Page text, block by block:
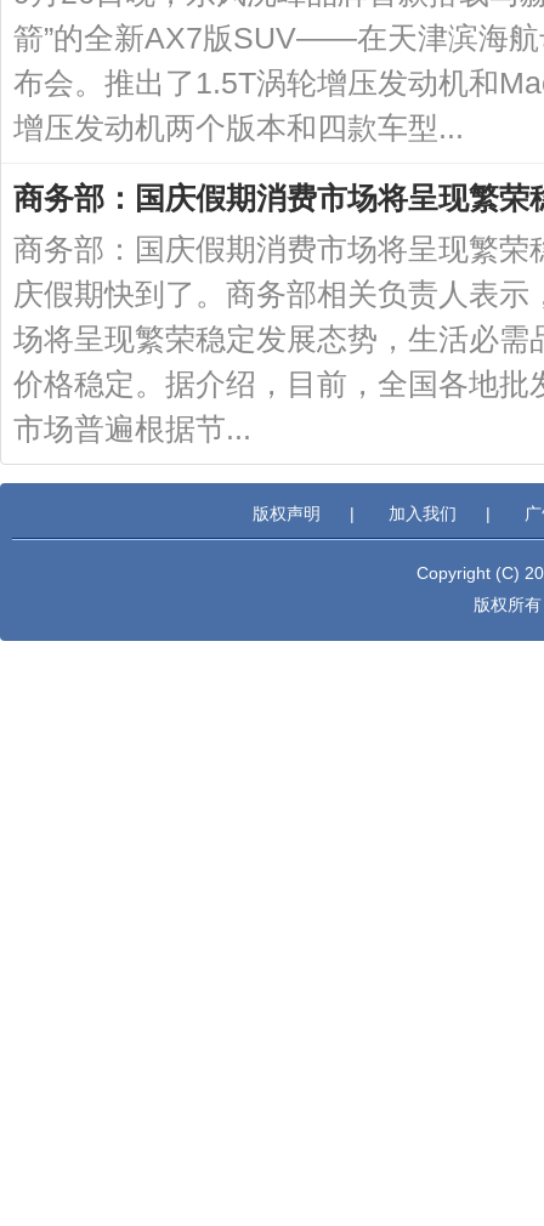
箭”的全新AX7版SUV——在天津滨海
布会。推出了1.5T涡轮增压发动机和
增压发动机两个版本和四款车型...
商务部：国庆假期消费市场将呈现繁荣
商务部：国庆假期消费市场将呈现繁荣
庆假期快到了。商务部相关负责人表
场将呈现繁荣稳定发展态势，生活必需
价格稳定。据介绍，目前，全国各地批
市场普遍根据节...
版权声明 | 加入我们 |
Copyright (C)
版权所